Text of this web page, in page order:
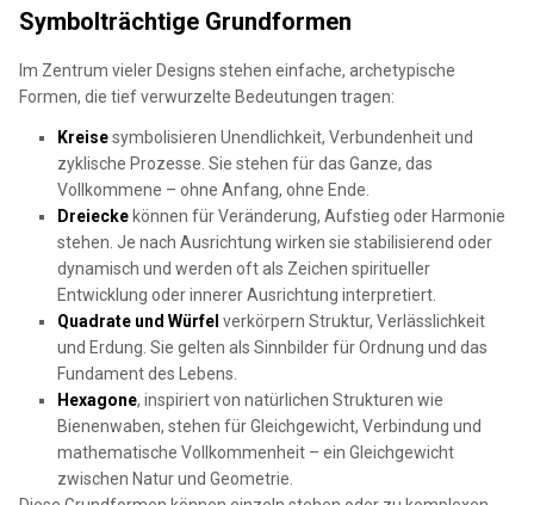
Symbolträchtige Grundformen
Im Zentrum vieler Designs stehen einfache, archetypische
Formen, die tief verwurzelte Bedeutungen tragen:
Kreisesymbolisieren Unendlichkeit, Verbundenheit und
zyklische Prozesse. Sie stehen für das Ganze, das
Vollkommene – ohne Anfang, ohne Ende.
Dreiecke können für Veränderung, Aufstieg oder Harmonie
stehen. Je nach Ausrichtung wirken sie stabilisierend oder
dynamisch und werden oft als Zeichen spiritueller
Entwicklung oder innerer Ausrichtung interpretiert.
Quadrate und Würfel verkörpern Struktur, Verlässlichkeit
und Erdung. Sie gelten als Sinnbilder für Ordnung und das
Fundament des Lebens.
Hexagone, inspiriert von natürlichen Strukturen wie
Bienenwaben, stehen für Gleichgewicht, Verbindung und
mathematische Vollkommenheit – ein Gleichgewicht
zwischen Natur und Geometrie.